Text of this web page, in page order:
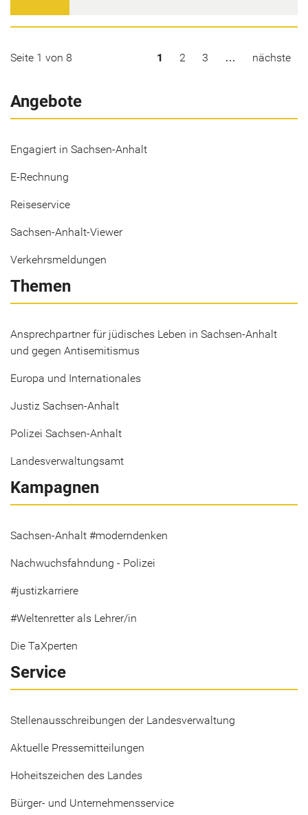
Seite 1 von 8 1 2 3 … nächs­te
Angebote
Engagiert in Sachsen-Anhalt
E-Rechnung
Reiseservice
Sachsen-Anhalt-Viewer
Verkehrsmeldungen
Themen
Ansprechpartner für jüdisches Leben in Sachsen-Anhalt
und gegen Antisemitismus
Europa und Internationales
Justiz Sachsen-Anhalt
Polizei Sachsen-Anhalt
Landesverwaltungsamt
Kampagnen
Sachsen-Anhalt #moderndenken
Nachwuchsfahndung - Polizei
#justizkarriere
#Weltenretter als Lehrer/in
Die TaXperten
Service
Stellenausschreibungen der Landesverwaltung
Aktuelle Pressemitteilungen
Hoheitszeichen des Landes
Bürger- und Unternehmensservice